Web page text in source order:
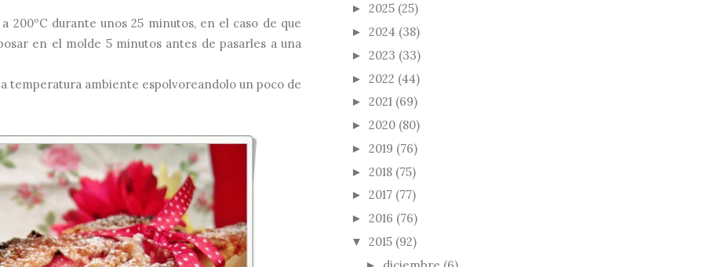
durante unos 25 minutos, en el caso de que
en el molde 5 minutos antes de pasarles a una
temperatura ambiente espolvoreandolo un poco de
► 2025 (25)
► 2024 (38)
► 2023 (33)
► 2022 (44)
► 2021 (69)
► 2020 (80)
► 2019 (76)
► 2018 (75)
► 2017 (77)
► 2016 (76)
▼ 2015 (92)